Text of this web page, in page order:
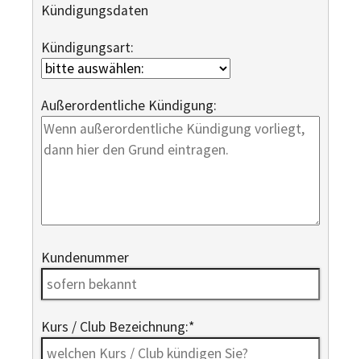
Kündigungsdaten
Kündigungsart:
Außerordentliche Kündigung:
Kundenummer
Kurs / Club Bezeichnung:*